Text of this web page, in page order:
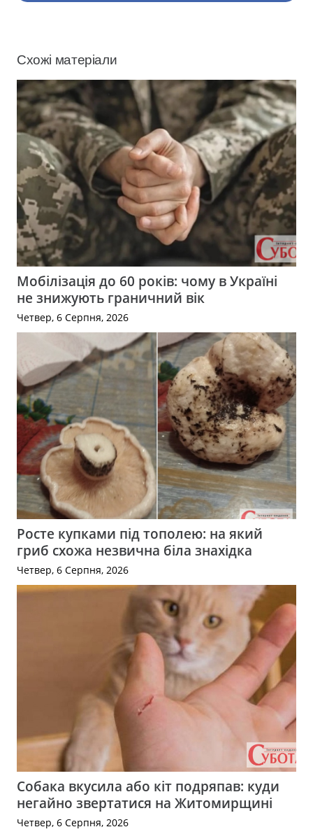
Схожі матеріали
Мобілізація до 60 років: чому в Україні
не знижують граничний вік
Четвер, 6 Серпня, 2026
Росте купками під тополею: на який
гриб схожа незвична біла знахідка
Четвер, 6 Серпня, 2026
Собака вкусила або кіт подряпав: куди
негайно звертатися на Житомирщині
Четвер, 6 Серпня, 2026